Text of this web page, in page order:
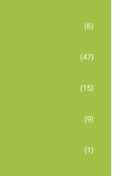
(6)
(47)
(15)
(9)
(1)